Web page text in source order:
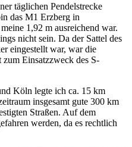
täglichen Pendelstrecke
das M1 Erzberg in
1,92 m ausreichend war.
nicht sein. Da der Sattel des
eingestellt war, war die
Einsatzzweck des S-
Köln legte ich ca. 15 km
insgesamt gute 300 km
Straßen. Auf dem
werden, da es rechtlich